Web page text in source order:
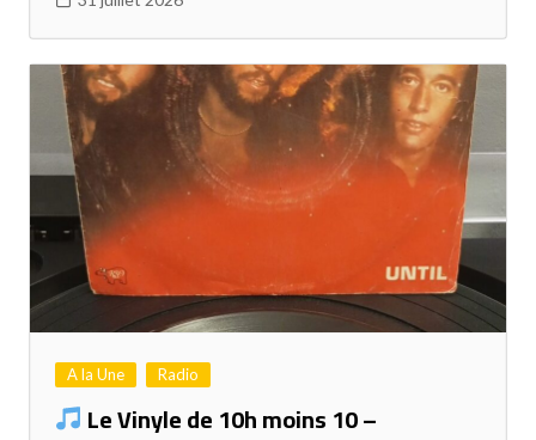
A la Une Radio
Le Vinyle de 10h moins 10 –